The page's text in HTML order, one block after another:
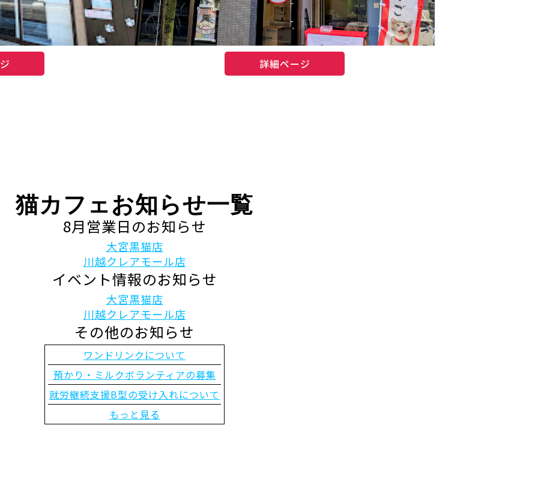
詳細ページ
猫カフェお知らせ一覧
8月営業日のお知らせ
大宮黒猫店
川越クレアモール店
イベント情報のお知らせ
大宮黒猫店
川越クレアモール店
その他のお知らせ
ワンドリンクについて
預かり・ミルクボランティアの募集
就労継続支援B型の受け入れについて
もっと見る